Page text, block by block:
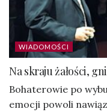
WIADOMOŚCI
Na skraju żałości,
Bohaterowie po
emocji powoli